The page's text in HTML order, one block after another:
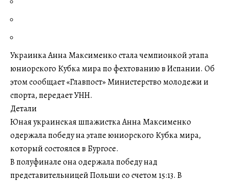
Украинка Анна Максименко стала чемпионкой этапа
юниорского Кубка мира по фехтованию в Испании. Об
этом сообщает «Главпост» Министерство молодежи и
спорта, передает УНН.
Детали
Юная украинская шпажистка Анна Максименко
одержала победу на этапе юниорского Кубка мира,
который состоялся в Бургосе.
В полуфинале она одержала победу над
представительницей Польши со счетом 15:13. В